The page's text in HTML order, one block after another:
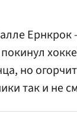
покинул
но
так и не